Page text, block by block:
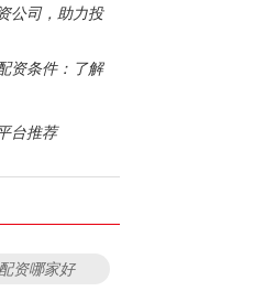
公司，助力投
资条件：了解
台推荐
资哪家好